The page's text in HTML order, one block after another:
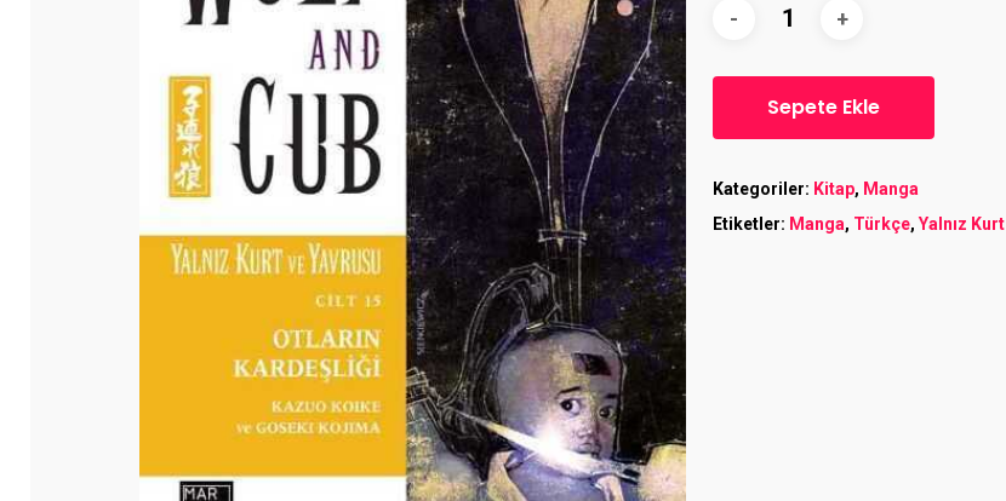
Sepete Ekle
Kategoriler: Kitap, Manga
Etiketler: Manga, Türkçe,Yalnız Kurt